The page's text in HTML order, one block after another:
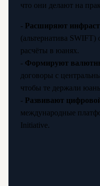
что они делают на
- Расширяют
(альтернатива
расчёты в юанях.
- Формируют
договоры с
чтобы те держали
- Развивают
международные
Initiative.